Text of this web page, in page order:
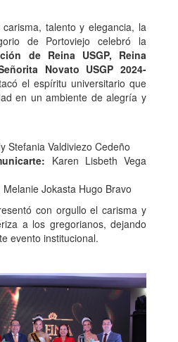
talento y elegancia, la
de Portoviejo celebró la
de Reina USGP, Reina
Novato USGP 2024-
el espíritu universitario que
en un ambiente de alegría y
Stefania Valdiviezo Cedeño
Karen Lisbeth Vega
Melanie Jokasta Hugo Bravo
con orgullo el carisma y
a los gregorianos, dejando
evento institucional.